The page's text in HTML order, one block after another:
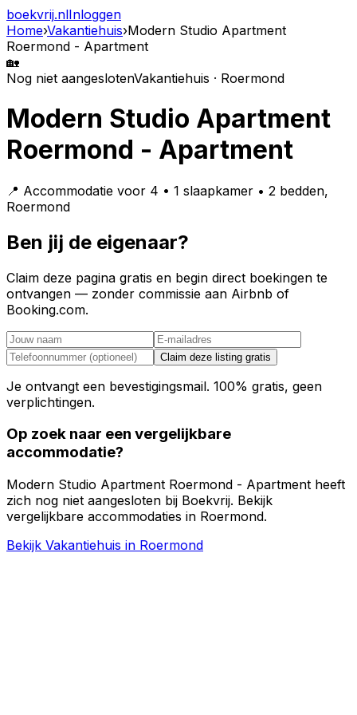
boekvrij.nlInloggen
Home›Vakantiehuis›Modern Studio Apartment
Roermond - Apartment
🏡
Nog niet aangeslotenVakantiehuis · Roermond
Modern Studio Apartment
Roermond - Apartment
📍 Accommodatie voor 4 • 1 slaapkamer • 2 bedden,
Roermond
Ben jij de eigenaar?
Claim deze pagina gratis en begin direct boekingen te
ontvangen — zonder commissie aan Airbnb of
Booking.com.
Claim deze listing gratis
Je ontvangt een bevestigingsmail. 100% gratis, geen
verplichtingen.
Op zoek naar een vergelijkbare
accommodatie?
Modern Studio Apartment Roermond - Apartment heeft
zich nog niet aangesloten bij Boekvrij. Bekijk
vergelijkbare accommodaties in Roermond.
Bekijk Vakantiehuis in Roermond